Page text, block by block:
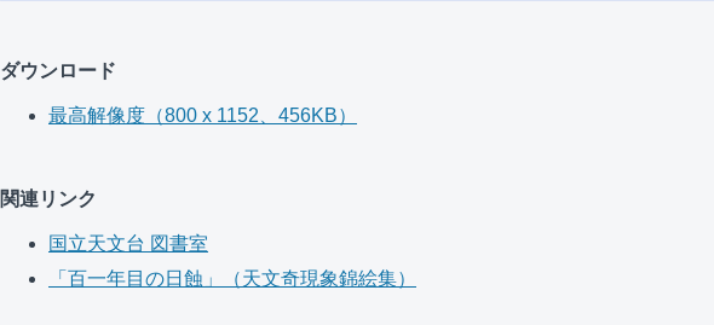
ダウンロード
最高解像度（800 x 1152、456KB）
関連リンク
国立天文台 図書室
「百一年目の日蝕」（天文奇現象錦絵集）